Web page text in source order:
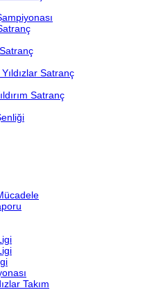
Satranç
Satranç
Takım